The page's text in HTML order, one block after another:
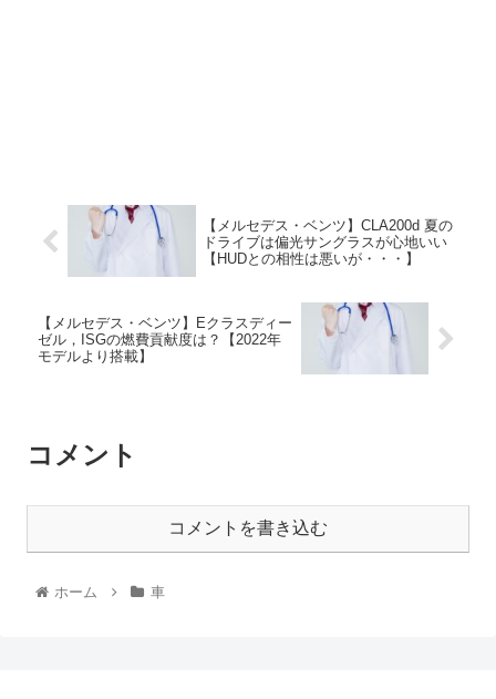
【メルセデス・ベンツ】CLA200d 夏の
ドライブは偏光サングラスが心地いい
【HUDとの相性は悪いが・・・】
【メルセデス・ベンツ】Eクラスディー
ゼル，ISGの燃費貢献度は？【2022年
モデルより搭載】
コメント
コメントを書き込む
ホーム 車